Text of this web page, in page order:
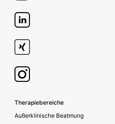
Footer secondary
Therapiebereiche
Außerklinische Beatmung